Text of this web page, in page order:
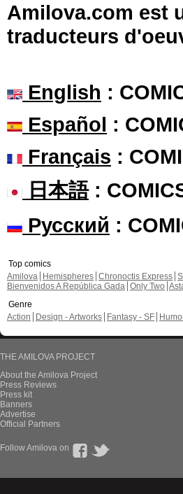
Amilova.com est
traducteurs
English :
Español :
Français :
日本語:
Русский :
Top comics
Amilova
Hemispheres Chronoctis Express
Bienvenidos A República Gada Only Two
Genre
Action
Design - Artworks Fantasy - SF
THE AMILOVA PROJECT
About the Amilova Project
Press Reviews
Press kit
Banners
Advertise
Official Partners
Follow Amilova on